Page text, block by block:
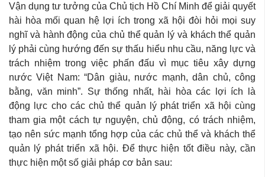
Vận dụng tư tưởng của Chủ tịch Hồ Chí Minh để giải quyết
hài hòa mối quan hệ lợi ích trong xã hội đòi hỏi mọi suy
nghĩ và hành động của chủ thể quản lý và khách thể quản
lý phải cùng hướng đến sự thấu hiểu nhu cầu, năng lực và
trách nhiệm trong việc phấn đấu vì mục tiêu xây dựng
nước Việt Nam: “Dân giàu, nước mạnh, dân chủ, công
bằng, văn minh”. Sự thống nhất, hài hòa các lợi ích là
động lực cho các chủ thể quản lý phát triển xã hội cùng
tham gia một cách tự nguyện, chủ động, có trách nhiệm,
tạo nên sức mạnh tổng hợp của các chủ thể và khách thể
quản lý phát triển xã hội. Để thực hiện tốt điều này, cần
thực hiện một số giải pháp cơ bản sau: